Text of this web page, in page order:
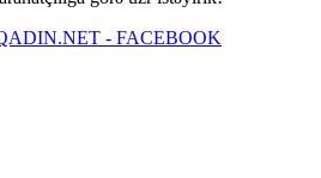
- FACEBOOK